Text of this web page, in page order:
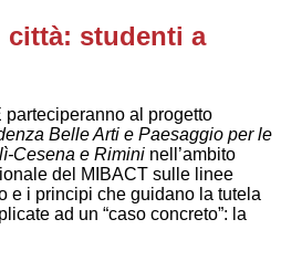
studenti a
al progetto
Belle Arti e Paesaggio per le
Cesena e Rimini nell’ambito
del MIBACT sulle linee
e i principi che guidano la tutela
ad un “caso concreto”: la